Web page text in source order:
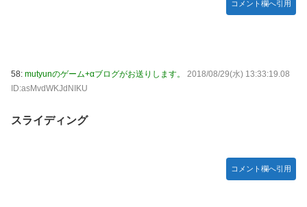
コメント欄へ引用
58: mutyunのゲーム+αブログがお送りします。
2018/08/29(水) 13:33:19.08
ID:asMvdWKJdNIKU
スライディング
コメント欄へ引用